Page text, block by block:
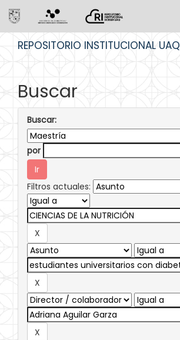
REPOSITORIO INSTITUCIONAL UAQ
Buscar
Buscar:
por
Filtros actuales: